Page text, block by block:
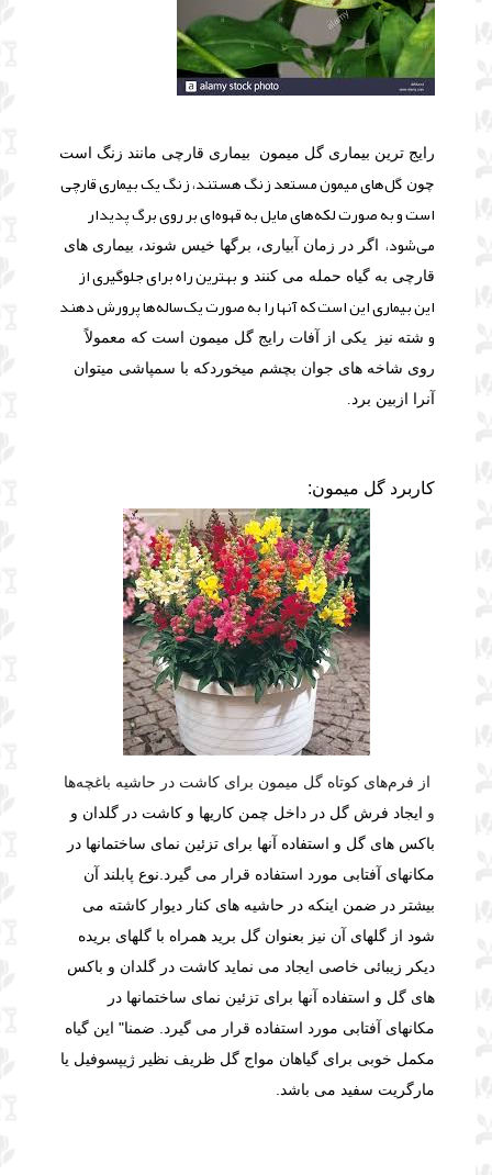
رایج ترین بیماری گل میمون بیماری قارچی مانند زنگ است
چون گل‌های میمون‌ مستعد زنگ هستند، زنگ‌ یک بیماری قارچی
است و به صورت لکه‌های مایل به قهوه‌ای بر روی برگ پدیدار
می‌شود، اگر در زمان آبیاری، برگها خیس شوند، بیماری های
قارچی به گیاه حمله می کنند و بهترین راه برای جلوگیری از
این بیماری این است که آنها را به صورت یک‌ساله‌ها پرورش دهند
و شته نیز یکی از آفات رایج گل میمون است که معمولاً
روی شاخه های جوان بچشم میخوردکه با سمپاشی میتوان
آنرا ازبین برد.
کاربرد گل میمون:
از فرم‌های کوتاه گل میمون برای کاشت در حاشیه باغچه‌ها
و ایجاد فرش گل در داخل چمن کاریها و کاشت در گلدان و
باکس های گل و استفاده آنها برای تزئین نمای ساختمانها در
مکانهای آفتابی مورد استفاده قرار می گیرد. نوع پابلند آن
بیشتر در ضمن اینکه در حاشیه های کنار دیوار کاشته می
شود از گلهای آن نیز بعنوان گل برید همراه با گلهای بریده
دیکر زیبائی خاصی ایجاد می نماید کاشت در گلدان و باکس
های گل و استفاده آنها برای تزئین نمای ساختمانها در
مکانهای آفتابی مورد استفاده قرار می گیرد. ضمنا" این گیاه
مکمل خوبی برای گیاهان مواج گل ظریف نظیر ژیپسوفیل یا
مارگریت سفید می باشد.